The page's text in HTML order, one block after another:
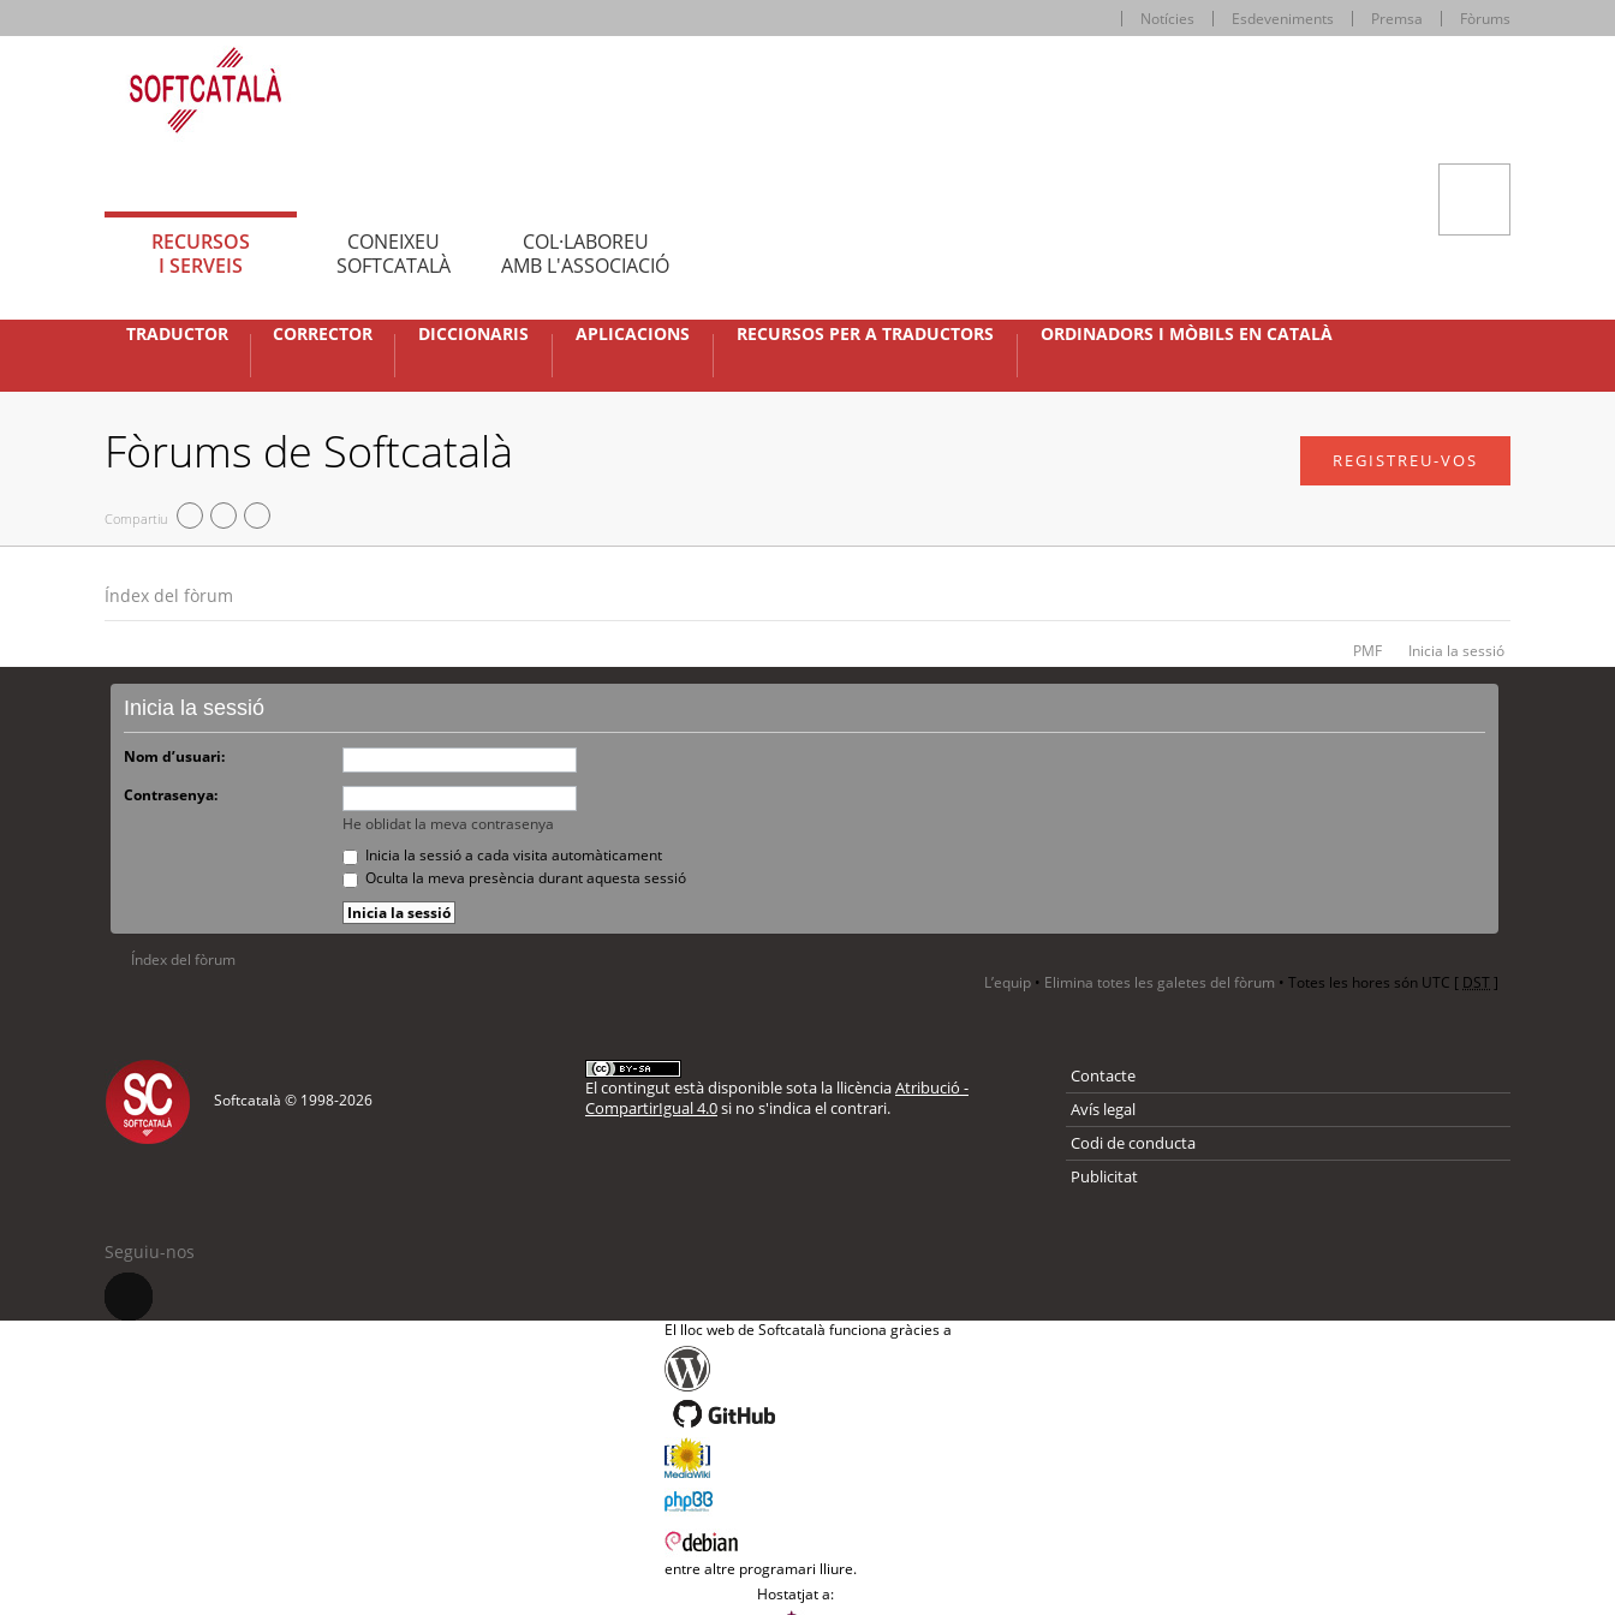
Notícies Esdeveniments Premsa Fòrums
RECURSOS
I SERVEIS
CONEIXEU
SOFTCATALÀ
COL·LABOREU
AMB L'ASSOCIACIÓ
TRADUCTOR CORRECTOR DICCIONARIS APLICACIONS RECURSOS PER A TRADUCTORS ORDINADORS I MÒBILS EN CATALÀ
Fòrums de Softcatalà
Compartiu
REGISTREU-VOS
Índex del fòrum
PMF Inicia la sessió
Inicia la sessió
Nom d’usuari:
Contrasenya:
He oblidat la meva contrasenya
Inicia la sessió a cada visita automàticament
Oculta la meva presència durant aquesta sessió
Índex del fòrum
L’equip • Elimina totes les galetes del fòrum • Totes les hores són UTC [ DST]
Softcatalà © 1998-2026
El contingut està disponible sota la llicènciaAtribució -
CompartirIgual 4.0si no s'indica el contrari.
Contacte
Avís legal
Codi de conducta
Publicitat
Seguiu-nos
El lloc web de Softcatalà funciona gràcies a
entre altre programari lliure.
Hostatjat a: